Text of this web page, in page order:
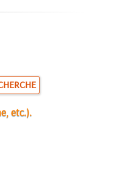
etc.).